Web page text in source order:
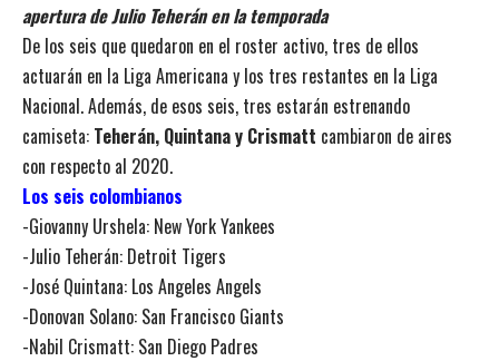
apertura de Julio Teherán en la temporada
De los seis que quedaron en el roster activo, tres de ellos
actuarán en la Liga Americana y los tres restantes en la Liga
Nacional.Además, de esos seis, tres estarán estrenando
camiseta: Teherán, Quintana y Crismatt cambiaron de aires
con respecto al 2020.
Los seis colombianos
-Giovanny Urshela: New York Yankees
-Julio Teherán: Detroit Tigers
-José Quintana: Los Angeles Angels
-Donovan Solano: San Francisco Giants
-Nabil Crismatt: San Diego Padres